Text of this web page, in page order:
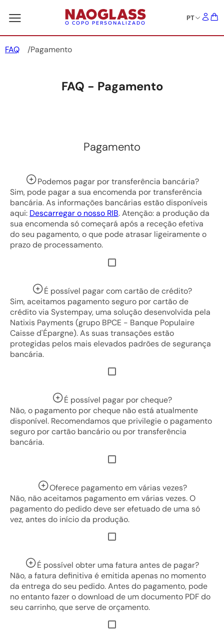
O COPO PERSONALIZADO
PT
FAQ Pagamento
FAQ - Pagamento
Pagamento
Podemos pagar por transferência bancária?
Sim, pode pagar a sua encomenda por transferência
bancária. As informações bancárias estão disponíveis
aqui: Descarregar o nosso RIB. Atenção: a produção da
sua encomenda só começará após a receção efetiva
do seu pagamento, o que pode atrasar ligeiramente o
prazo de processamento.
É possível pagar com cartão de crédito?
Sim, aceitamos pagamento seguro por cartão de
crédito via Systempay, uma solução desenvolvida pela
Natixis Payments (grupo BPCE - Banque Populaire
Caisse d'Épargne). As suas transações estão
protegidas pelos mais elevados padrões de segurança
bancária.
É possível pagar por cheque?
Não, o pagamento por cheque não está atualmente
disponível. Recomendamos que privilegie o pagamento
seguro por cartão bancário ou por transferência
bancária.
Oferece pagamento em várias vezes?
Não, não aceitamos pagamento em várias vezes. O
pagamento do pedido deve ser efetuado de uma só
vez, antes do início da produção.
É possível obter uma fatura antes de pagar?
Não, a fatura definitiva é emitida apenas no momento
da entrega do seu pedido. Antes do pagamento, pode
no entanto fazer o download de um documento PDF do
seu carrinho, que serve de orçamento.